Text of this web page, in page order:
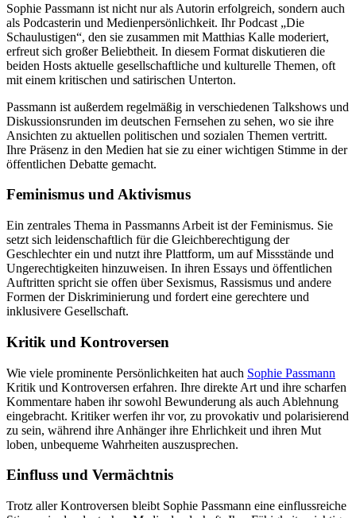
Sophie Passmann ist nicht nur als Autorin erfolgreich, sondern auch
als Podcasterin und Medienpersönlichkeit. Ihr Podcast „Die
Schaulustigen“, den sie zusammen mit Matthias Kalle moderiert,
erfreut sich großer Beliebtheit. In diesem Format diskutieren die
beiden Hosts aktuelle gesellschaftliche und kulturelle Themen, oft
mit einem kritischen und satirischen Unterton.
Passmann ist außerdem regelmäßig in verschiedenen Talkshows und
Diskussionsrunden im deutschen Fernsehen zu sehen, wo sie ihre
Ansichten zu aktuellen politischen und sozialen Themen vertritt.
Ihre Präsenz in den Medien hat sie zu einer wichtigen Stimme in der
öffentlichen Debatte gemacht.
Feminismus und Aktivismus
Ein zentrales Thema in Passmanns Arbeit ist der Feminismus. Sie
setzt sich leidenschaftlich für die Gleichberechtigung der
Geschlechter ein und nutzt ihre Plattform, um auf Missstände und
Ungerechtigkeiten hinzuweisen. In ihren Essays und öffentlichen
Auftritten spricht sie offen über Sexismus, Rassismus und andere
Formen der Diskriminierung und fordert eine gerechtere und
inklusivere Gesellschaft.
Kritik und Kontroversen
Wie viele prominente Persönlichkeiten hat auch Sophie Passmann
Kritik und Kontroversen erfahren. Ihre direkte Art und ihre scharfen
Kommentare haben ihr sowohl Bewunderung als auch Ablehnung
eingebracht. Kritiker werfen ihr vor, zu provokativ und polarisierend
zu sein, während ihre Anhänger ihre Ehrlichkeit und ihren Mut
loben, unbequeme Wahrheiten auszusprechen.
Einfluss und Vermächtnis
Trotz aller Kontroversen bleibt Sophie Passmann eine einflussreiche